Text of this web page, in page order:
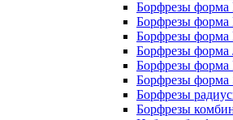
Борфрезы форма
Борфрезы форма
Борфрезы форма
Борфрезы форма
Борфрезы форма
Борфрезы форма
Борфрезы
Борфрезы